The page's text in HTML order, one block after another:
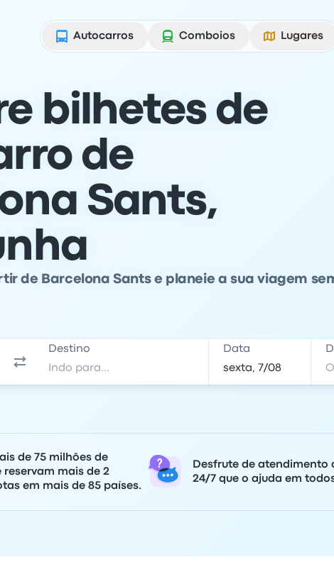
Autocarros
Comboios Lugares
bilhetes de
de
Sants,
de Barcelona Sants e planeie a sua viagem
Destino Data
de 75 milhões de
reservam mais de 2
em mais de 85 países.
Desfrute de atendimento
24/7 que o ajuda em